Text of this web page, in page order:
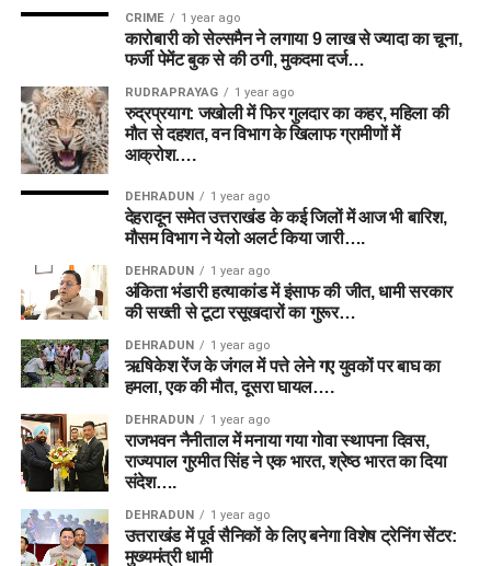
CRIME 1 year ago
कारोबारी को सेल्समैन ने लगाया 9 लाख से ज्यादा का चूना,
फर्जी पेमेंट बुक से की ठगी, मुकदमा दर्ज…
RUDRAPRAYAG 1 year ago
रुद्रप्रयाग: जखोली में फिर गुलदार का कहर, महिला की
मौत से दहशत, वन विभाग के खिलाफ ग्रामीणों में
आक्रोश….
DEHRADUN 1 year ago
देहरादून समेत उत्तराखंड के कई जिलों में आज भी बारिश,
मौसम विभाग ने येलो अलर्ट किया जारी….
DEHRADUN 1 year ago
अंकिता भंडारी हत्याकांड में इंसाफ की जीत, धामी सरकार
की सख्ती से टूटा रसूखदारों का गुरूर…
DEHRADUN 1 year ago
ऋषिकेश रेंज के जंगल में पत्ते लेने गए युवकों पर बाघ का
हमला, एक की मौत, दूसरा घायल….
DEHRADUN 1 year ago
राजभवन नैनीताल में मनाया गया गोवा स्थापना दिवस,
राज्यपाल गुरमीत सिंह ने एक भारत, श्रेष्ठ भारत का दिया
संदेश….
DEHRADUN 1 year ago
उत्तराखंड में पूर्व सैनिकों के लिए बनेगा विशेष ट्रेनिंग सेंटर:
मुख्यमंत्री धामी